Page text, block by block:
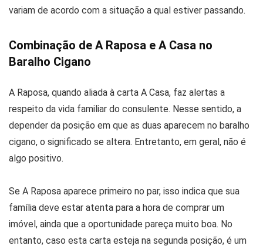
variam de acordo com a situação a qual estiver passando.
Combinação de A Raposa e A Casa no
Baralho Cigano
A Raposa, quando aliada à carta A Casa, faz alertas a
respeito da vida familiar do consulente. Nesse sentido, a
depender da posição em que as duas aparecem no baralho
cigano, o significado se altera. Entretanto, em geral, não é
algo positivo.
Se A Raposa aparece primeiro no par, isso indica que sua
família deve estar atenta para a hora de comprar um
imóvel, ainda que a oportunidade pareça muito boa. No
entanto, caso esta carta esteja na segunda posição, é um